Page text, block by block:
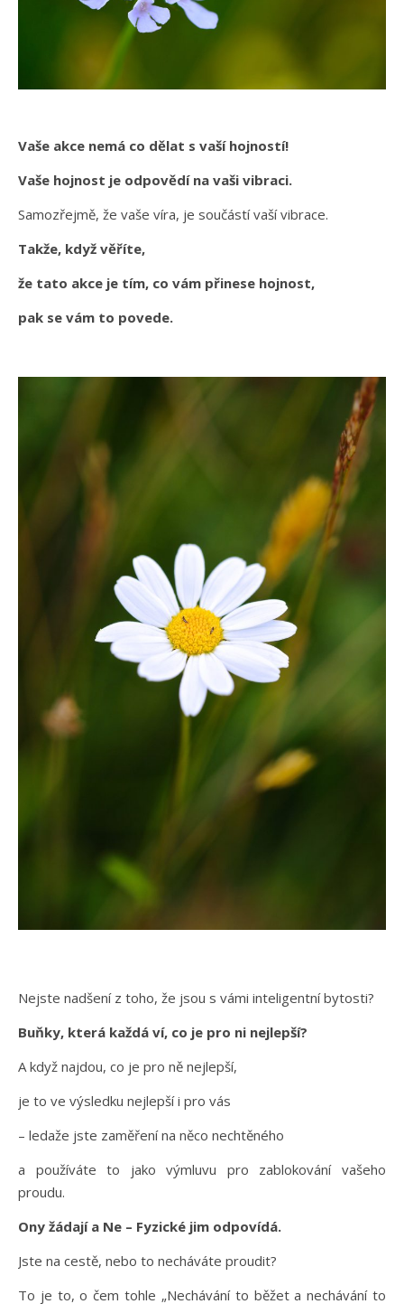
Vaše akce nemá co dělat s vaší hojností!
Vaše hojnost je odpovědí na vaši vibraci.
Samozřejmě, že vaše víra, je součástí vaší vibrace.
Takže, když věříte,
že tato akce je tím, co vám přinese hojnost,
pak se vám to povede.
Nejste nadšení z toho, že jsou s vámi inteligentní bytosti?
Buňky, která každá ví, co je pro ni nejlepší?
A když najdou, co je pro ně nejlepší,
je to ve výsledku nejlepší i pro vás
– ledaže jste zaměření na něco nechtěného
a používáte to jako výmluvu pro zablokování vašeho
proudu.
Ony žádají a Ne – Fyzické jim odpovídá.
Jste na cestě, nebo to necháváte proudit?
To je to, o čem tohle „Nechávání to běžet a nechávání to